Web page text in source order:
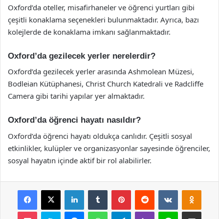
Oxford’da oteller, misafirhaneler ve öğrenci yurtları gibi
çeşitli konaklama seçenekleri bulunmaktadır. Ayrıca, bazı
kolejlerde de konaklama imkanı sağlanmaktadır.
Oxford’da gezilecek yerler nerelerdir?
Oxford’da gezilecek yerler arasında Ashmolean Müzesi,
Bodleian Kütüphanesi, Christ Church Katedrali ve Radcliffe
Camera gibi tarihi yapılar yer almaktadır.
Oxford’da öğrenci hayatı nasıldır?
Oxford’da öğrenci hayatı oldukça canlıdır. Çeşitli sosyal
etkinlikler, kulüpler ve organizasyonlar sayesinde öğrenciler,
sosyal hayatın içinde aktif bir rol alabilirler.
Facebook
X LinkedInTumblr PinterestReddit VKontakte
Pocket Skype MessengerWhatsAppTelegramViber Line E-Posta ile